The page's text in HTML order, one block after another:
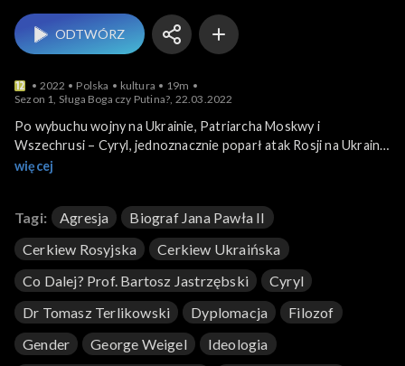
ODTWÓRZ
2022 Polska kultura
19m
Sezon 1, Sługa Boga czy Putina?, 22.03.2022
Po wybuchu wojny na Ukrainie, Patriarcha Moskwy i
Wszechrusi – Cyryl, jednoznacznie poparł atak Rosji na Ukrainę.
Powiedział między innymi o zewnętrznych siłach zła, które
Patriarcha Cyryl? Bogu czy Władimirowi Putinowi? Gośćmi
programu są prof. Bartosz Jastrzębski (filozof), dr Tomasz
Terlikowski (publicysta), George Weigel (znany intelektualista
amerykański i biograf Jana Pawła II) Magdalena Wolińska-Riedi
(korespondentka TVP w Watykanie).
więcej
Tagi: Agresja
Biograf Jana Pawła II
Cerkiew Rosyjska
Cerkiew Ukraińska
Co Dalej? Prof. Bartosz Jastrzębski
Cyryl
Dr Tomasz Terlikowski
Dyplomacja
Filozof
Gender
George Weigel
Ideologia